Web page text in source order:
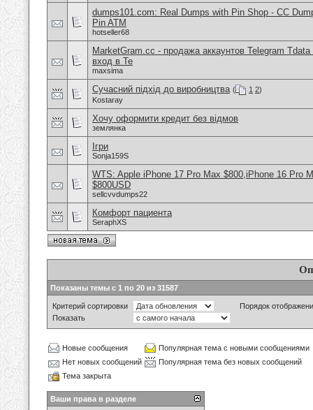
dumps101.com: Real Dumps with Pin Shop - CC
Pin ATM
hotseller68
MarketGram.cc - продажа аккаунтов Telegram
вход в Te
maxsima
Сучасний підхід до виробництва ( 1 2)
Kostaray
Хочу оформити кредит без відмов
землянка
Ігри
Sonja159S
WTS: Apple iPhone 17 Pro Max $800,iPhone 16 Pro
$800USD
sellcvvdumps22
Комфорт пациента
SeraphXS
Показаны темы с 1 по 20 из 31587
Критерий сортировки
Порядок
Показать
Новые сообщения
Популярная тема с новыми сообщениями
Нет новых сообщений
Популярная тема без новых сообщений
Тема закрыта
Ваши права в разделе